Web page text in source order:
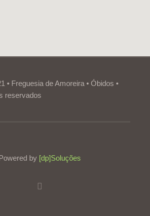
• Freguesia de Amoreira • Óbidos •
reservados
by [dp]Soluções